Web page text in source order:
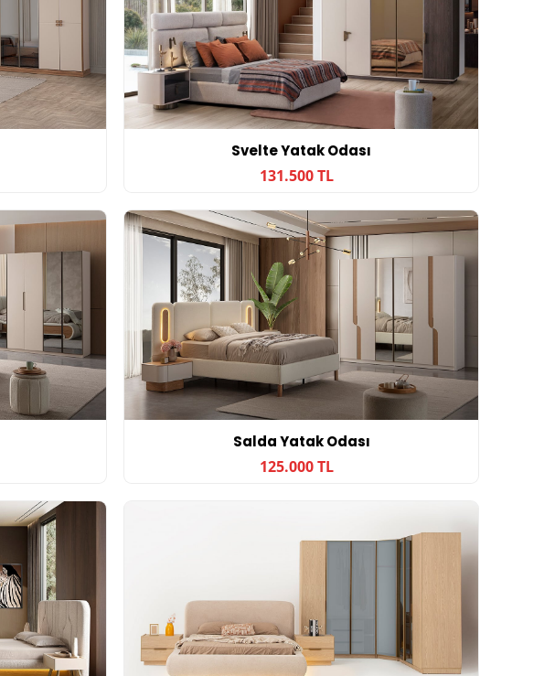
Svelte Yatak Odası
131.500 TL
Salda Yatak Odası
125.000 TL